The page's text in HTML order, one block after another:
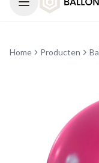
Home Producten